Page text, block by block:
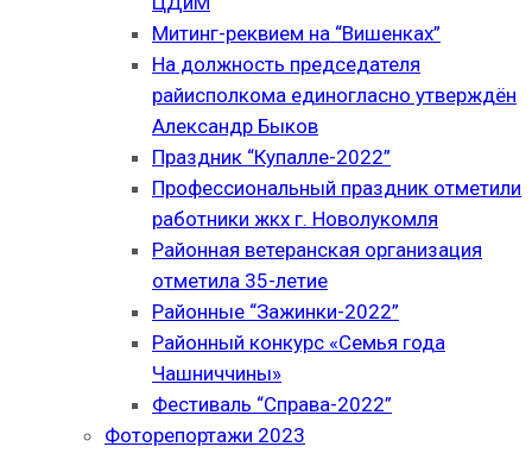
Митинг-реквием на “Вишенках”
На должность председателя
райисполкома единогласно утверждён
Александр Быков
Праздник “Купалле-2022”
Профессиональный праздник отметили
работники жкх г. Новолукомля
Районная ветеранская организация
отметила 35-летие
Районные “Зажинки-2022”
Районный конкурс «Семья года
Чашниччины»
Фестиваль “Справа-2022”
Фоторепортажи 2023